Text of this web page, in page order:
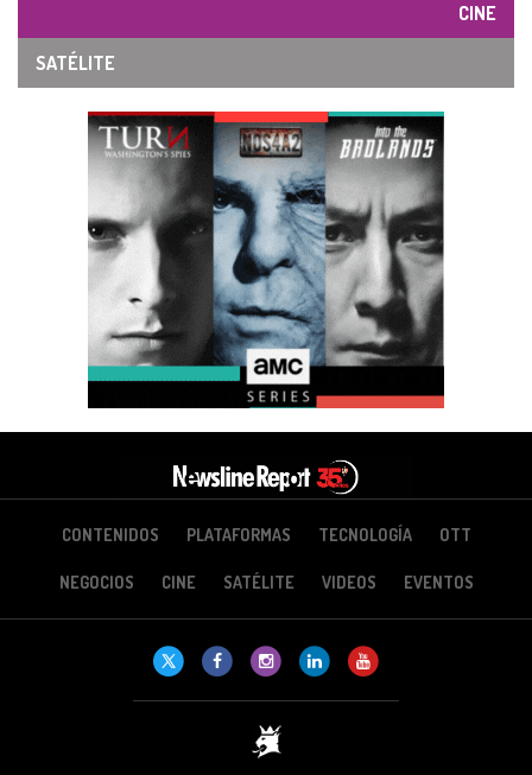
CINE
SATÉLITE
CONTENIDOS PLATAFORMAS TECNOLOGÍA OTT
NEGOCIOS CINE SATÉLITE VIDEOS EVENTOS